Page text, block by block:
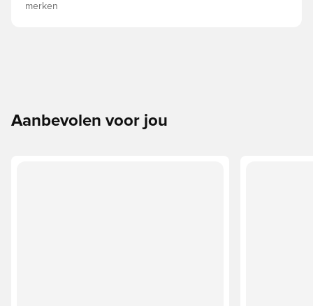
merken
Aanbevolen voor jou